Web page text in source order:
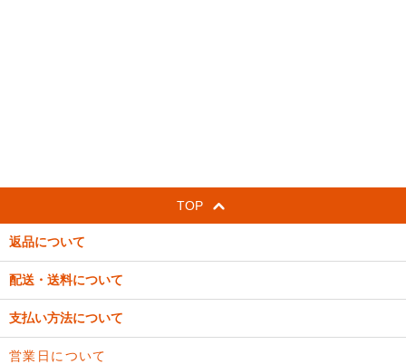
TOP
返品について
配送・送料について
支払い方法について
営業日について